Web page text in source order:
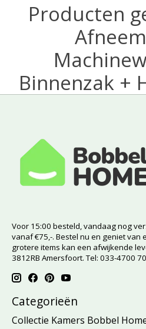
Producten
Binnenzak +
Voor 15:00 besteld, vandaag nog
vanaf €75,-. Bestel nu en geniet van
grotere items kan een afwijkende
3812RB Amersfoort. Tel: 033-4700
Categorieën
Collectie Kamers Bobbel